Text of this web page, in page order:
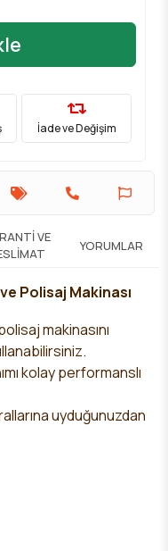
İade ve Değişim
VE
YORUMLAR
Polisaj Makinası
makinasını
kolay performanslı
uyduğunuzdan